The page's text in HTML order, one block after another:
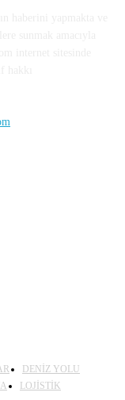
DENİZ YOLU
LOJİSTİK